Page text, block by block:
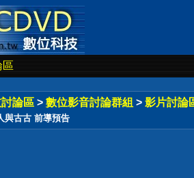
區
論區 > 數位影音討論群組 > 影片討論
與古古 前導預告